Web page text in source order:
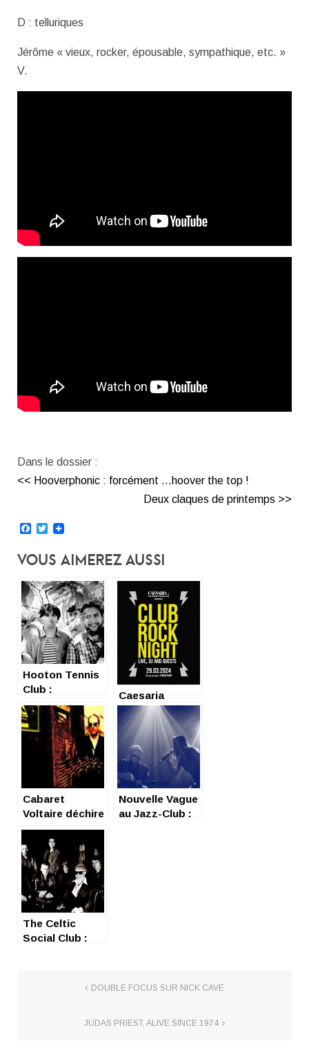
D : telluriques
Jérôme « vieux, rocker, épousable, sympathique, etc. »
V.
Dans le dossier :
<< Hooverphonic : forcément …hoover the top !
Deux claques de printemps >>
Facebook
Twitter
Vous Aimerez Aussi
Hooton Tennis
Club :
Rock’n’roll
chocolate
Caesaria
imperator du
Club Rock au
Sub de Pigalle
ce 29 mars à la
« Club Rock
Night »
Cabaret
Voltaire déchire
le temps
Nouvelle Vague
au Jazz-Club :
The Celtic
Social Club :
DOUBLE FOCUS SUR NICK CAVE
JUDAS PRIEST, ALIVE SINCE 1974